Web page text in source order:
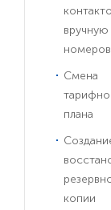
вручную
Смена
плана
копии